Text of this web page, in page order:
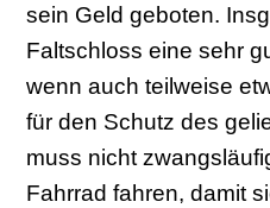
sein Geld geboten.
Faltschloss eine sehr
wenn auch teilweise
für den Schutz des
muss nicht
Fahrrad fahren, damit